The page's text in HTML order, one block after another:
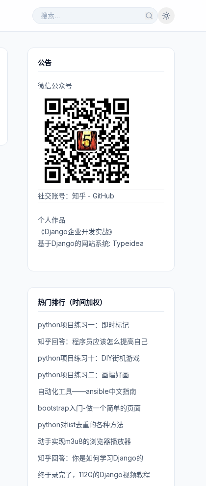
公告
微信公众号
社交账号： 知乎 - GitHub
个人作品
《Django企业开发实战》
基于Django的网站系统: Typeidea
热门排行（时间加权）
python项目练习一：即时标记
知乎回答：程序员应该怎么提高自己
python项目练习十：DIY街机游戏
python项目练习二：画幅好画
自动化工具——ansible中文指南
bootstrap入门-做一个简单的页面
python对list去重的各种方法
动手实现m3u8的浏览器播放器
知乎回答：你是如何学习Django的
终于录完了，112G的Django视频教程